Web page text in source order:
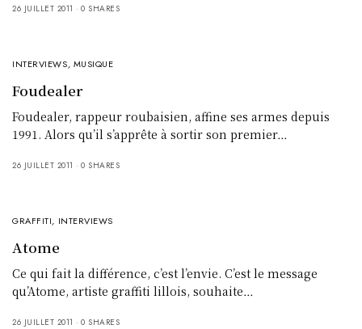
26 JUILLET 2011 0 SHARES
INTERVIEWS, MUSIQUE
Foudealer
Foudealer, rappeur roubaisien, affine ses armes depuis
1991. Alors qu’il s’apprête à sortir son premier…
26 JUILLET 2011 0 SHARES
GRAFFITI, INTERVIEWS
Atome
Ce qui fait la différence, c’est l’envie. C’est le message
qu’Atome, artiste graffiti lillois, souhaite…
26 JUILLET 2011 0 SHARES